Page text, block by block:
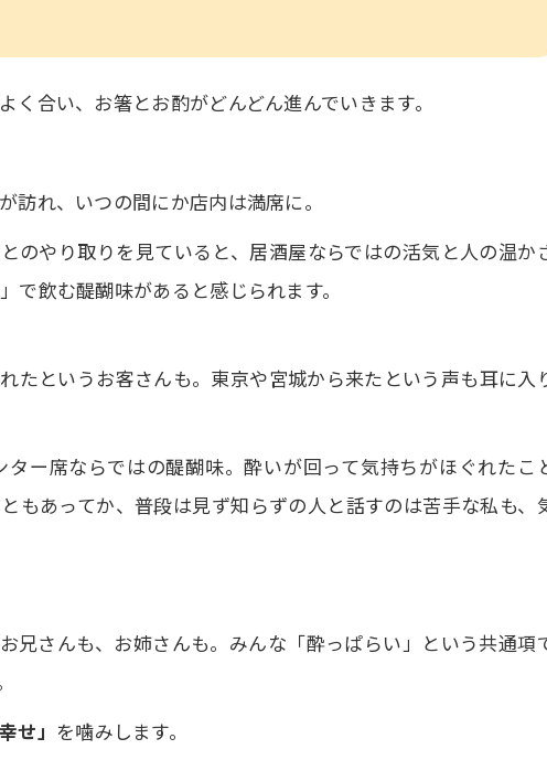
合い、お箸とお酌がどんどん進んでいきます。
訪れ、いつの間にか店内は満席に。
のやり取りを見ていると、居酒屋ならではの活気と人の温か
飲む醍醐味があると感じられます。
たというお客さんも。東京や宮城から来たという声も耳に入
ー席ならではの醍醐味。酔いが回って気持ちがほぐれたこ
もあってか、普段は見ず知らずの人と話すのは苦手な私も、
兄さんも、お姉さんも。みんな「酔っぱらい」という共通項
せ」 を噛みします。